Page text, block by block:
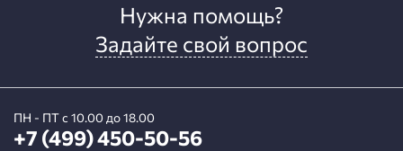
Нужна помощь?
Задайте свой вопрос
ПН - ПТ с 10.00 до 18.00
+7 (499) 450-50-56